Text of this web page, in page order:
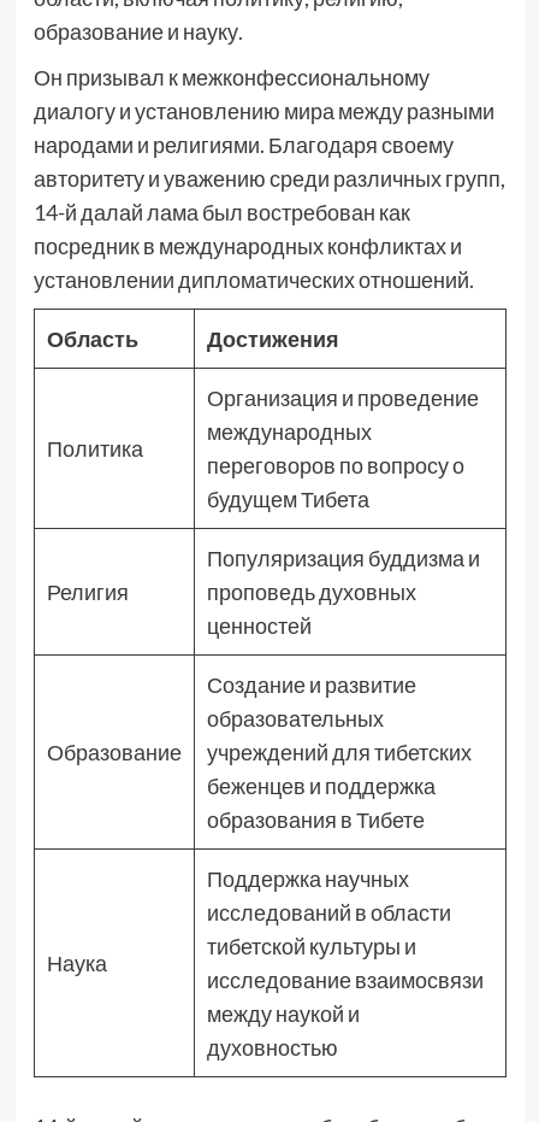
образование и науку.
Он призывал к межконфессиональному
диалогу и установлению мира между разными
народами и религиями. Благодаря своему
авторитету и уважению среди различных групп,
14-й далай лама был востребован как
посредник в международных конфликтах и
установлении дипломатических отношений.
Область Достижения
Политика
Организация и проведение
международных
переговоров по вопросу о
будущем Тибета
Религия
Популяризация буддизма и
проповедь духовных
ценностей
Образование
Создание и развитие
образовательных
учреждений для тибетских
беженцев и поддержка
образования в Тибете
Наука
Поддержка научных
исследований в области
тибетской культуры и
исследование взаимосвязи
между наукой и
духовностью